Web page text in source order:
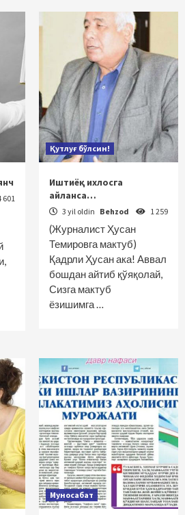
601
Қутлуғ бўлсин!
Иштиёқ ихлосга
айланса…
3 yil oldin Behzod 1 259
(Журналист Ҳусан
Темировга мактуб)
Қадрли Ҳусан ака! Аввал
бошдан айтиб қўяқолай,
Сизга мактуб
ёзишимга …
Муносабат